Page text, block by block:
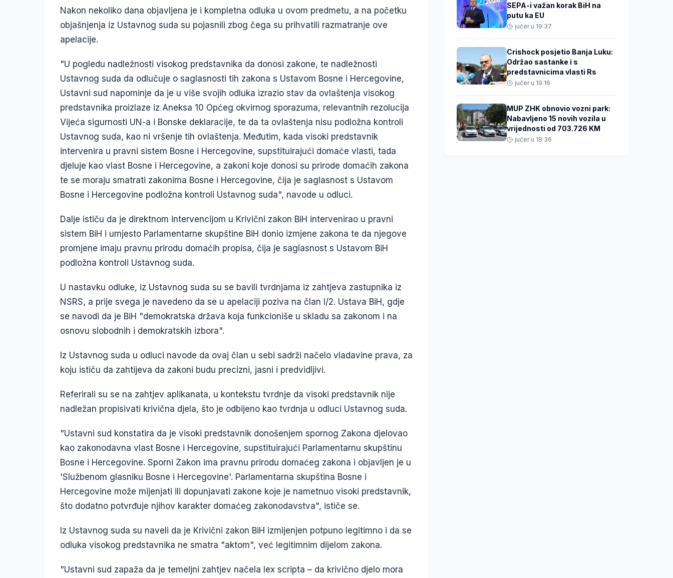
Nakon nekoliko dana objavljena je i kompletna odluka u ovom predmetu, a na početku
objašnjenja iz Ustavnog suda su pojasnili zbog čega su prihvatili razmatranje ove
apelacije.
"U pogledu nadležnosti visokog predstavnika da donosi zakone, te nadležnosti
Ustavnog suda da odlučuje o saglasnosti tih zakona s Ustavom Bosne i Hercegovine,
Ustavni sud napominje da je u više svojih odluka izrazio stav da ovlaštenja visokog
predstavnika proizlaze iz Aneksa 10 Općeg okvirnog sporazuma, relevantnih rezolucija
Vijeća sigurnosti UN-a i Bonske deklaracije, te da ta ovlaštenja nisu podložna kontroli
Ustavnog suda, kao ni vršenje tih ovlaštenja. Međutim, kada visoki predstavnik
intervenira u pravni sistem Bosne i Hercegovine, supstituirajući domaće vlasti, tada
djeluje kao vlast Bosne i Hercegovine, a zakoni koje donosi su prirode domaćih zakona
te se moraju smatrati zakonima Bosne i Hercegovine, čija je saglasnost s Ustavom
Bosne i Hercegovine podložna kontroli Ustavnog suda", navode u odluci.
Dalje ističu da je direktnom intervencijom u Krivični zakon BiH intervenirao u pravni
sistem BiH i umjesto Parlamentarne skupštine BiH donio izmjene zakona te da njegove
promjene imaju pravnu prirodu domaćih propisa, čija je saglasnost s Ustavom BiH
podložna kontroli Ustavnog suda.
U nastavku odluke, iz Ustavnog suda su se bavili tvrdnjama iz zahtjeva zastupnika iz
NSRS, a prije svega je navedeno da se u apelaciji poziva na član I/2. Ustava BiH, gdje
se navodi da je BiH "demokratska država koja funkcioniše u skladu sa zakonom i na
osnovu slobodnih i demokratskih izbora".
Iz Ustavnog suda u odluci navode da ovaj član u sebi sadrži načelo vladavine prava, za
koju ističu da zahtijeva da zakoni budu precizni, jasni i predvidljivi.
Referirali su se na zahtjev aplikanata, u kontekstu tvrdnje da visoki predstavnik nije
nadležan propisivati krivična djela, što je odbijeno kao tvrdnja u odluci Ustavnog suda.
"Ustavni sud konstatira da je visoki predstavnik donošenjem spornog Zakona djelovao
kao zakonodavna vlast Bosne i Hercegovine, supstituirajući Parlamentarnu skupštinu
Bosne i Hercegovine. Sporni Zakon ima pravnu prirodu domaćeg zakona i objavljen je u
'Službenom glasniku Bosne i Hercegovine'. Parlamentarna skupština Bosne i
Hercegovine može mijenjati ili dopunjavati zakone koje je nametnuo visoki predstavnik,
što dodatno potvrđuje njihov karakter domaćeg zakonodavstva", ističe se.
Iz Ustavnog suda su naveli da je Krivični zakon BiH izmijenjen potpuno legitimno i da se
odluka visokog predstavnika ne smatra "aktom", već legitimnim dijelom zakona.
"Ustavni sud zapaža da je temeljni zahtjev načela lex scripta – da krivično djelo mora
SEPA-i važan korak BiH na
putu ka EU
jučer u 19:37
Crishock posjetio Banja Luku:
Održao sastanke i s
predstavnicima vlasti Rs
jučer u 19:16
MUP ZHK obnovio vozni park:
Nabavljeno 15 novih vozila u
vrijednosti od 703.726 KM
jučer u 18:36